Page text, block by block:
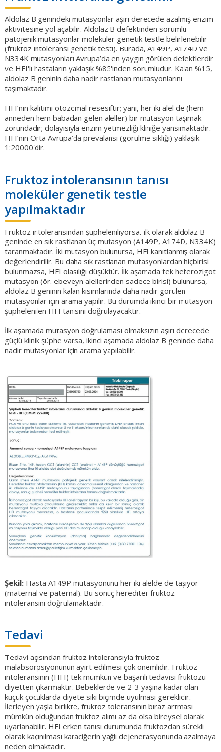
Aldolaz B genindeki mutasyonlar aşırı derecede azalmış enzim
aktivitesine yol açabilir. Aldolaz B defektinden sorumlu
patojenik mutasyonlar moleküler genetik testle belirlenebilir
(fruktoz intoleransı genetik testi). Burada, A149P, A174D ve
N334K mutasyonları Avrupa’da en yaygın görülen defektlerdir
ve HFI'lı hastaların yaklaşık %85'inden sorumludur. Kalan %15,
aldolaz B geninin daha nadir rastlanan mutasyonlarını
taşımaktadır.
HFI’nın kalıtımı otozomal resesiftir; yani, her iki alel de (hem
anneden hem babadan gelen aleller) bir mutasyon taşımak
zorundadır; dolayısıyla enzim yetmezliği kliniğe yansımaktadır.
HFI’nın Orta Avrupa’da prevalansı (görülme sıklığı) yaklaşık
1:20000'dir.
Fruktoz intoleransının tanısı
moleküler genetik testle
yapılmaktadır
Fruktoz intoleransından şüpheleniliyorsa, ilk olarak aldolaz B
geninde en sık rastlanan üç mutasyon (A149P, A174D, N334K)
taranmaktadır. İki mutasyon bulunursa, HFI kanıtlanmış olarak
değerlendirilir. Bu daha sık rastlanan mutasyonlardan hiçbirisi
bulunmazsa, HFI olasılığı düşüktür. İlk aşamada tek heterozigot
mutasyon (ör. ebeveyn alellerinden sadece birisi) bulunursa,
aldolaz B geninin kalan kısımlarında daha nadir görülen
mutasyonlar için arama yapılır. Bu durumda ikinci bir mutasyon
şüphelenilen HFI tanısını doğrulayacaktır.
İlk aşamada mutasyon doğrulaması olmaksızın aşırı derecede
güçlü klinik şüphe varsa, ikinci aşamada aldolaz B geninde daha
nadir mutasyonlar için arama yapılabilir.
Şekil:Hasta A149P mutasyonunu her iki alelde de taşıyor
(maternal ve paternal). Bu sonuç herediter fruktoz
intoleransını doğrulamaktadır.
Tedavi
Tedavi açısından fruktoz intoleransıyla fruktoz
malabsorpsiyonunun ayırt edilmesi çok önemlidir. Fruktoz
intoleransının (HFI) tek mümkün ve başarılı tedavisi fruktozu
diyetten çıkarmaktır. Bebeklerde ve 2-3 yaşına kadar olan
küçük çocuklarda diyete sıkı biçimde uyulması gereklidir.
İlerleyen yaşla birlikte, fruktoz toleransının biraz artması
mümkün olduğundan fruktoz alımı az da olsa bireysel olarak
uyarlanabilir. HFI erken tanısı durumunda fruktozdan sürekli
olarak kaçınılması karaciğerin yağlı dejenerasyonunda azalmaya
neden olmaktadır.